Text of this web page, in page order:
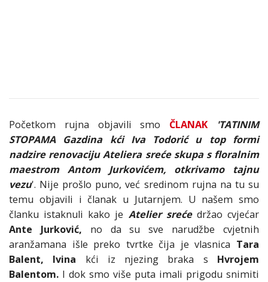
Početkom rujna objavili smo ČLANAK
'TATINIM
STOPAMA Gazdina kći Iva Todorić u top formi
nadzire renovaciju Ateliera sreće skupa s floralnim
maestrom Antom Jurkovićem, otkrivamo tajnu
vezu'. Nije prošlo puno, već sredinom rujna na tu su
temu objavili i članak u Jutarnjem. U našem smo
članku istaknuli kako je Atelier srećedržao cvjećar
Ante Jurković, no da su sve narudžbe cvjetnih
aranžamana išle preko tvrtke čija je vlasnica Tara
Balent,
Ivina kći iz njezing braka s Hvrojem
Balentom. I dok smo više puta imali prigodu snimiti